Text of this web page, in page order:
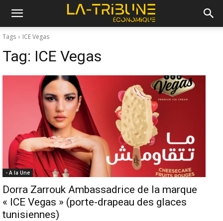
Tags ICE Vegas
Tag: ICE Vegas
- A la Une
Dorra Zarrouk Ambassadrice de la marque
« ICE Vegas » (porte-drapeau des glaces
tunisiennes)